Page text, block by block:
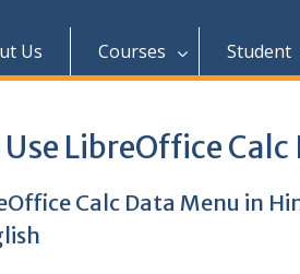
Us Courses Student
LibreOffice
Calc Data Menu in